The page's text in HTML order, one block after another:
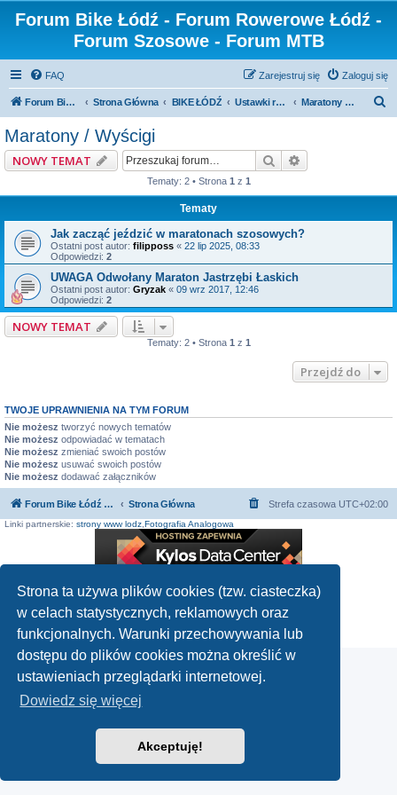
Strona ta używa plików cookies (tzw. ciasteczka)
w celach statystycznych, reklamowych oraz
funkcjonalnych. Warunki przechowywania lub
dostępu do plików cookies można określić w
ustawieniach przeglądarki internetowej.
Dowiedz się więcej
Akceptuję!
Forum Bike Łódź - Forum Rowerowe Łódź -
Forum Szosowe - Forum MTB
FAQ Zaloguj się
Zarejestruj się
Forum Bike Łódź - Forum Rowerowe Łódź - Forum Szosowe - Forum MTB Strona Główna BIKE ŁÓDŹ Ustawki rowerowe i wyprawy Maratony / Wyścigi
Maratony / Wyścigi
NOWY TEMAT Szukaj
Tematy: 2 • Strona 1 z 1
Tematy
Jak zacząć jeździć w maratonach szosowych?
Ostatni post autor: filipposs « 22 lip 2025, 08:33
Odpowiedzi: 2
UWAGA Odwołany Maraton Jastrzębi Łaskich
Ostatni post autor: Gryzak « 09 wrz 2017, 12:46
Odpowiedzi: 2
NOWY TEMAT
Tematy: 2 • Strona 1 z 1
Przejdź do
TWOJE UPRAWNIENIA NA TYM FORUM
Nie możesz tworzyć nowych tematów
Nie możesz odpowiadać w tematach
Nie możesz zmieniać swoich postów
Nie możesz usuwać swoich postów
Nie możesz dodawać załączników
Forum Bike Łódź - Forum Rowerowe Łódź - Forum Szosowe - Forum MTB Strona Główna Strefa czasowa UTC+02:00
Linki partnerskie: strony www lodz Fotografia Analogowa
Technologię dostarczaphpBB® Forum Software © phpBB Limited
Polski pakiet językowy dostarczaphpBB.pl
Zasady ochrony danych osobowych|Regulamin